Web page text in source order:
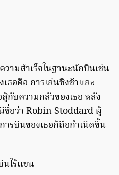
วามสำเร็จในฐานะนักบินเช่น
ธอคือ การเล่นชิงช้าและ
กับความกลัวของเธอ หลัง
ชื่อว่า Robin Stoddard ผู้
รบินของเธอก็ถือกำเนิดขึ้น